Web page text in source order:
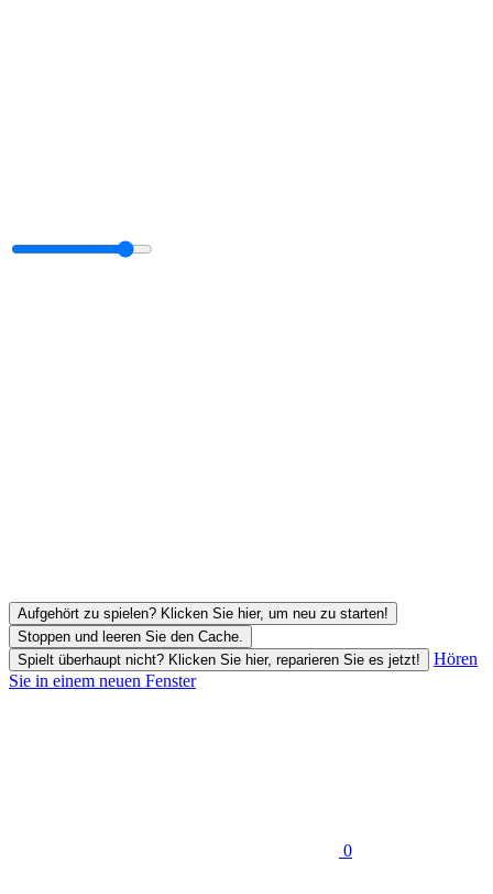
Aufgehört zu spielen? Klicken Sie hier, um neu zu starten!
Stoppen und leeren Sie den Cache.
Spielt überhaupt nicht? Klicken Sie hier, reparieren Sie es jetzt!
Hören
Sie in einem neuen Fenster
0